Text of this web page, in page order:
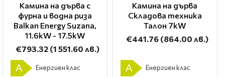
Камина на дърва с
фурна и водна риза
Balkan Energy Suzana,
11.6kW - 17.5kW
€793.32 (1 551.60 лв.)
A Енергиен клас
Камина на дърва
Складова техника
Талон 7kW
€441.76 (864.00 лв.)
A Енергиен клас